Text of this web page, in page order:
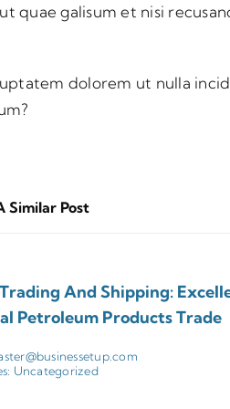
quae galisum et nisi
dolorem ut nulla
Similar Post
And Shipping:
Petroleum Products Trade
Uncategorized